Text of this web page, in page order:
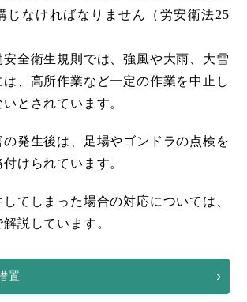
じなければなりません（労安衛法25
全衛生規則では、強風や大雨、大雪
、高所作業など一定の作業を中止し
とされています。
の発生後は、足場やゴンドラの点検を
けられています。
てしまった場合の対応については、
説しています。
置